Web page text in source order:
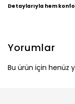
Detaylarıyla hem
Yorumlar
Bu ürün için henüz